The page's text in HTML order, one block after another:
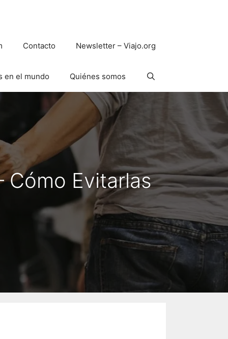
Contacto Newsletter – Viajo.org
en el mundo Quiénes somos
Cómo Evitarlas